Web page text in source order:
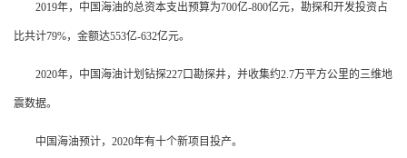
2019年，中国海油的总资本支出预算为700亿-800亿元，勘探和开发投资占
比共计79%，金额达553亿-632亿元。
2020年，中国海油计划钻探227口勘探井，并收集约2.7万平方公里的三维地
震数据。
中国海油预计，2020年有十个新项目投产。